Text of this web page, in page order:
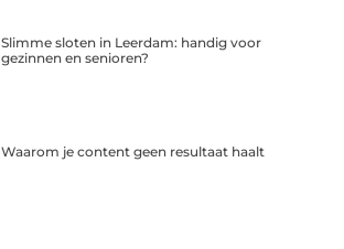
Slimme sloten in Leerdam: handig voor
gezinnen en senioren?
Waarom je content geen resultaat haalt